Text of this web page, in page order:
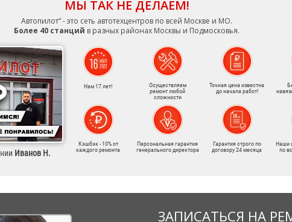
МЫ ТАК НЕ ДЕЛАЕМ!
Автопилот” - это сеть автотехцентров по всей Москве и МО.
Более 40 станций в разных районах Москвы и Подмосковья.
Иванов Н.
Нам 17 лет!
Осуществляем
ремонт любой
сложности
Точная цена известна
до начала работ!
Кэшбэк - 10% от
каждого ремонта
Персональная гарантия
генерального директора
Гарантия строго по
договору 24 месяца
Наши
по
ЗАПИСАТЬСЯ НА